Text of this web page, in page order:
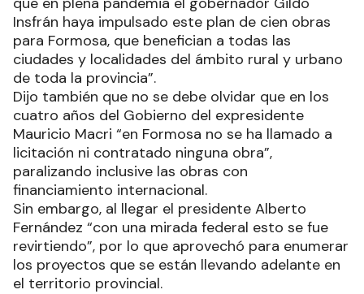
Insfrán haya impulsado este plan de cien obras
para Formosa, que benefician a todas las
ciudades y localidades del ámbito rural y urbano
de toda la provincia”.
Dijo también que no se debe olvidar que en los
cuatro años del Gobierno del expresidente
Mauricio Macri “en Formosa no se ha llamado a
licitación ni contratado ninguna obra”,
paralizando inclusive las obras con
financiamiento internacional.
Sin embargo, al llegar el presidente Alberto
Fernández “con una mirada federal esto se fue
revirtiendo”, por lo que aprovechó para enumerar
los proyectos que se están llevando adelante en
el territorio provincial.